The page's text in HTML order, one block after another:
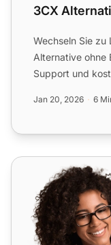
3CX
Wechseln Sie
Alternative ohne
Support und
Jan 20, 2026 6
CallTo365